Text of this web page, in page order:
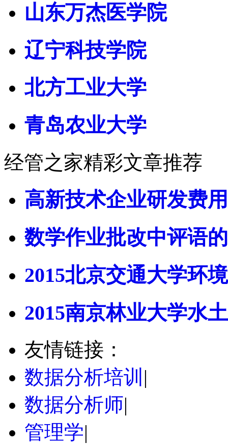
山东万杰医学院
辽宁科技学院
北方工业大学
青岛农业大学
经管之家精彩文章推荐
高新技术企业研发费
数学作业批改中评语
2015北京交通大学环境
2015南京林业大学水土
友情链接：
数据分析培训 |
数据分析师|
管理学|